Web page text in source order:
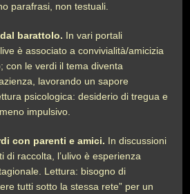
parafrasi, non testuali.
barattolo. In vari portali
è associato a convivialità/amicizia
con le verdi il tema diventa
lavorando un sapore
psicologica: desiderio di tregua e
impulsivo.
con parenti e amici. In discussioni
di raccolta, l’ulivo è esperienza
Lettura: bisogno di
tutti sotto la stessa rete” per un